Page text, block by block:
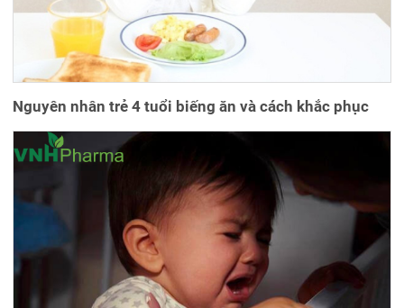
Nguyên nhân trẻ 4 tuổi biếng ăn và cách khắc phục